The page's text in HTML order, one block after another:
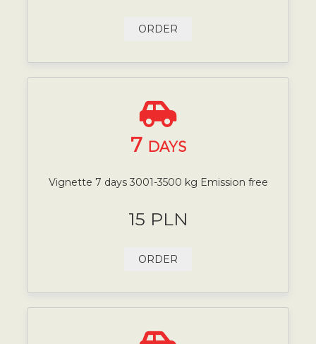
ORDER
7 DAYS
Vignette 7 days 3001-3500 kg Emission free
15 PLN
ORDER